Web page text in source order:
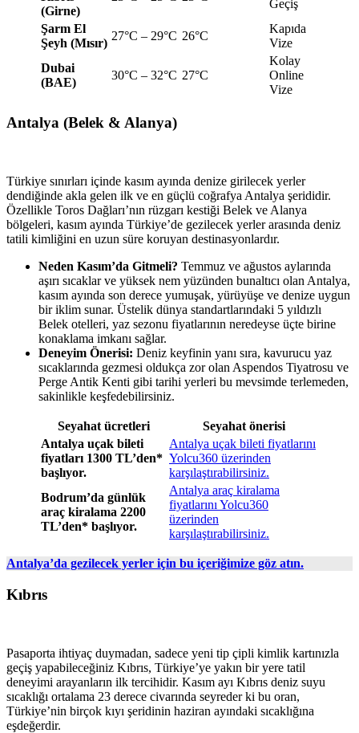
(Girne)
Geçiş
Şarm El
Şeyh (Mısır)
27°C – 29°C 26°C
Kapıda
Vize
Dubai
(BAE)
30°C – 32°C 27°C
Kolay
Online
Vize
Antalya (Belek & Alanya)
Türkiye sınırları içinde kasım ayında denize girilecek yerler
dendiğinde akla gelen ilk ve en güçlü coğrafya Antalya şerididir.
Özellikle Toros Dağları’nın rüzgarı kestiği Belek ve Alanya
bölgeleri, kasım ayında Türkiye’de gezilecek yerler arasında deniz
tatili kimliğini en uzun süre koruyan destinasyonlardır.
Neden Kasım’da Gitmeli? Temmuz ve ağustos aylarında
aşırı sıcaklar ve yüksek nem yüzünden bunaltıcı olan Antalya,
kasım ayında son derece yumuşak, yürüyüşe ve denize uygun
bir iklim sunar. Üstelik dünya standartlarındaki 5 yıldızlı
Belek otelleri, yaz sezonu fiyatlarının neredeyse üçte birine
konaklama imkanı sağlar.
Deneyim Önerisi: Deniz keyfinin yanı sıra, kavurucu yaz
sıcaklarında gezmesi oldukça zor olan Aspendos Tiyatrosu ve
Perge Antik Kenti gibi tarihi yerleri bu mevsimde terlemeden,
sakinlikle keşfedebilirsiniz.
Seyahat ücretleri
Seyahat önerisi
Antalya uçak bileti
fiyatları 1300 TL’den*
başlıyor.
Antalya uçak bileti fiyatlarını
Yolcu360 üzerinden
karşılaştırabilirsiniz.
Bodrum’da günlük
araç kiralama 2200
TL’den* başlıyor.
Antalya araç kiralama
fiyatlarını Yolcu360
üzerinden
karşılaştırabilirsiniz.
Antalya’da gezilecek yerler için bu içeriğimize göz atın.
Kıbrıs
Pasaporta ihtiyaç duymadan, sadece yeni tip çipli kimlik kartınızla
geçiş yapabileceğiniz Kıbrıs, Türkiye’ye yakın bir yere tatil
deneyimi arayanların ilk tercihidir. Kasım ayı Kıbrıs deniz suyu
sıcaklığı ortalama 23 derece civarında seyreder ki bu oran,
Türkiye’nin birçok kıyı şeridinin haziran ayındaki sıcaklığına
eşdeğerdir.